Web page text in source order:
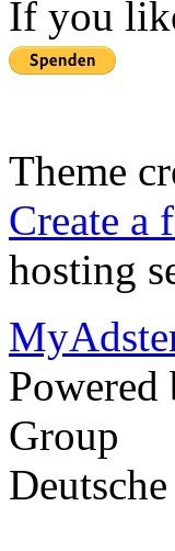
If you
Theme
Create a
hosting
Powered
Group